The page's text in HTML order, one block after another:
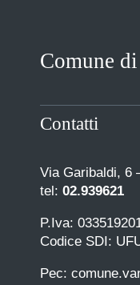
Comune
Contatti
Via Garibaldi, 6
tel: 02.939621
P.Iva:
Codice SDI:
Pec: